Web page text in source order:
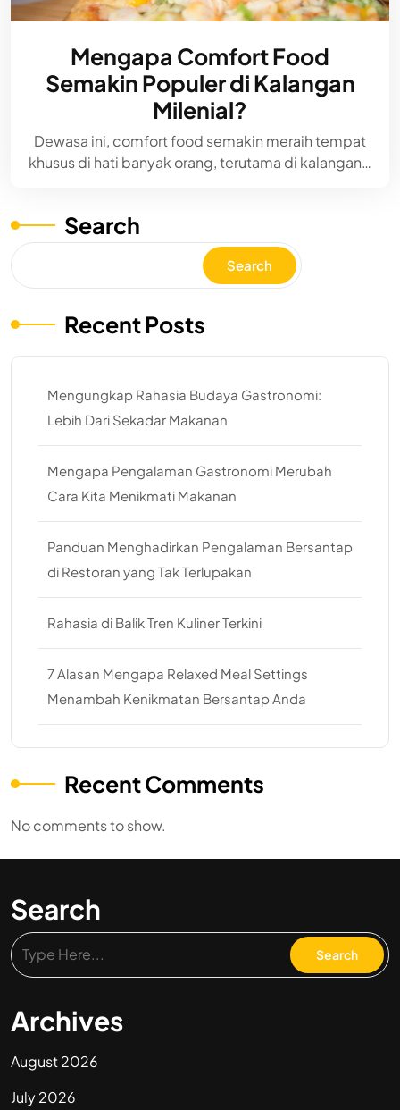
Mengapa Comfort Food
Semakin Populer di Kalangan
Milenial?
Dewasa ini, comfort food semakin meraih tempat
khusus di hati banyak orang, terutama di kalangan…
Search
Search
Recent Posts
Mengungkap Rahasia Budaya Gastronomi:
Lebih Dari Sekadar Makanan
Mengapa Pengalaman Gastronomi Merubah
Cara Kita Menikmati Makanan
Panduan Menghadirkan Pengalaman Bersantap
di Restoran yang Tak Terlupakan
Rahasia di Balik Tren Kuliner Terkini
7 Alasan Mengapa Relaxed Meal Settings
Menambah Kenikmatan Bersantap Anda
Recent Comments
No comments to show.
Search
Archives
August 2026
July 2026